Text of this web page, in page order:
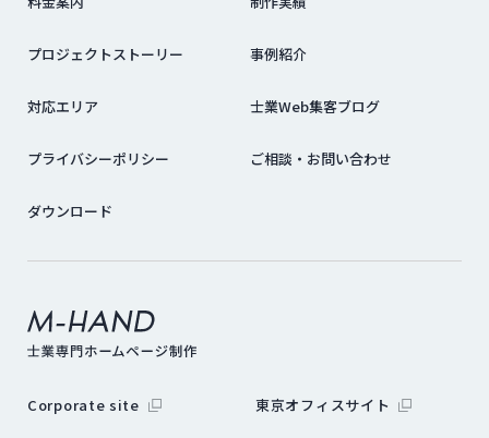
プロジェクトストーリー 事例紹介
対応エリア 士業Web集客ブログ
プライバシーポリシー ご相談・お問い合わせ
ダウンロード
Corporate site外部サイトにリンクします東京オフィスサイト 外部サイトに